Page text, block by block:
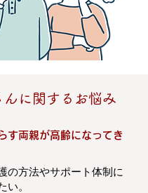
んに関するお悩み
す両親が高齢になってき
の方法やサポート体制に
い。